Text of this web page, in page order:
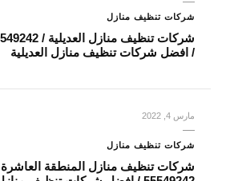
شركات تنظيف منازل
شركات تنظيف منازل
/ افضل شركات تنظيف منازل العديلية
مارس 4, 2022
شركات تنظيف منازل
شركات تنظيف منازل المنطقة